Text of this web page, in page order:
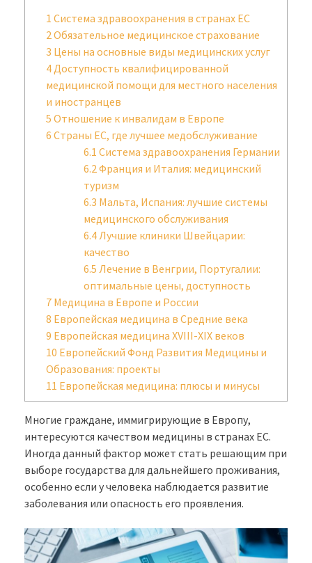
1 Система здравоохранения в странах ЕС
2Обязательное медицинское страхование
3 Цены на основные виды медицинских услуг
4Доступность квалифицированной
медицинской помощи для местного населения
и иностранцев
5 Отношение к инвалидам в Европе
6 Страны ЕС, где лучшее медобслуживание
6.1 Система здравоохранения Германии
6.2Франция и Италия: медицинский
туризм
6.3 Мальта, Испания: лучшие системы
медицинского обслуживания
6.4Лучшие клиники Швейцарии:
качество
6.5 Лечение в Венгрии, Португалии:
оптимальные цены, доступность
7 Медицина в Европе и России
8 Европейская медицина в Средние века
9 Европейская медицина XVIII-XIX веков
10 Европейский Фонд Развития Медицины и
Образования: проекты
11 Европейская медицина: плюсы и минусы
Многие граждане, иммигрирующие в Европу,
интересуются качеством медицины в странах ЕС.
Иногда данный фактор может стать решающим при
выборе государства для дальнейшего проживания,
особенно если у человека наблюдается развитие
заболевания или опасность его проявления.